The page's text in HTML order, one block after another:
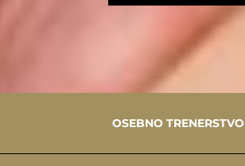
OSEBNO TRENERSTVO